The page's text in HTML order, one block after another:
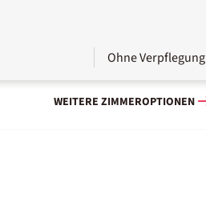
Ohne Verpflegung
WEITERE ZIMMEROPTIONEN